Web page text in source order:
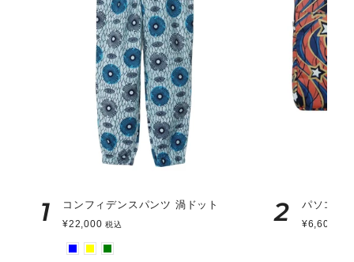
1 コンフィデンスパンツ 渦ドット
¥22,000税込 2 パソコン
¥6,600